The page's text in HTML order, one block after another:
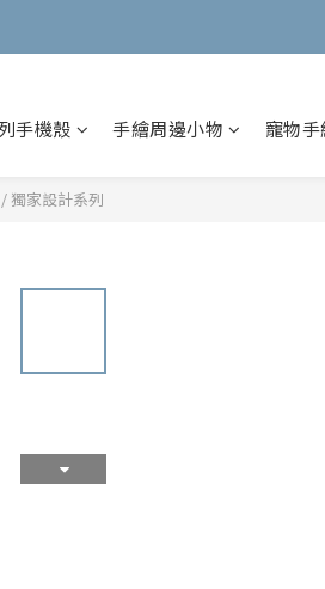
手機殼 手繪周邊小物 寵物
/ 獨家設計系列